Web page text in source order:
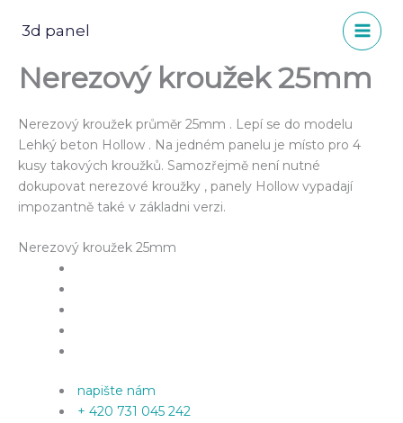
3d panel
Nerezový kroužek 25mm
Nerezový kroužek průměr 25mm . Lepí se do modelu
Lehký beton Hollow . Na jedném panelu je místo pro 4
kusy takových kroužků. Samozřejmě není nutné
dokupovat nerezové kroužky , panely Hollow vypadají
impozantně také v základni verzi.
Nerezový kroužek 25mm
napište nám
+ 420 731 045 242